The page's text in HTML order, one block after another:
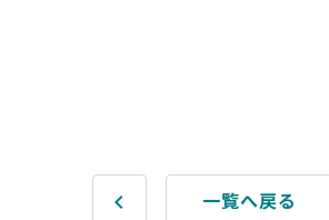
keyboard_arrow_left 一覧へ戻る